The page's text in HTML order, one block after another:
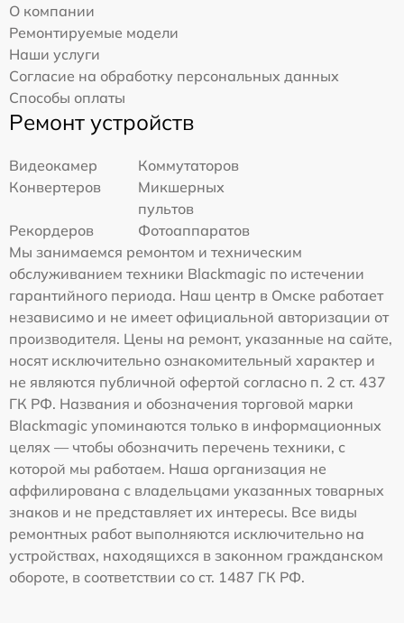
О компании
Ремонтируемые модели
Наши услуги
Согласие на обработку персональных данных
Способы оплаты
Ремонт устройств
Видеокамер
Коммутаторов
Конвертеров
Микшерных
пультов
Рекордеров
Фотоаппаратов
Мы занимаемся ремонтом и техническим
обслуживанием техники Blackmagic по истечении
гарантийного периода. Наш центр в Омске работает
независимо и не имеет официальной авторизации от
производителя. Цены на ремонт, указанные на сайте,
носят исключительно ознакомительный характер и
не являются публичной офертой согласно п. 2 ст. 437
ГК РФ. Названия и обозначения торговой марки
Blackmagic упоминаются только в информационных
целях — чтобы обозначить перечень техники, с
которой мы работаем. Наша организация не
аффилирована с владельцами указанных товарных
знаков и не представляет их интересы. Все виды
ремонтных работ выполняются исключительно на
устройствах, находящихся в законном гражданском
обороте, в соответствии со ст. 1487 ГК РФ.